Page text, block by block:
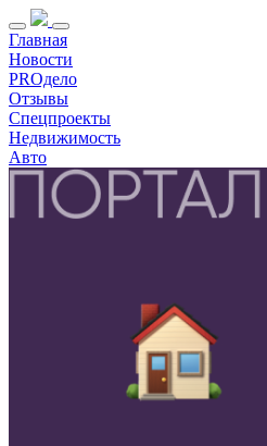
Главная
Новости
PROдело
Отзывы
Спецпроекты
Недвижимость
Авто